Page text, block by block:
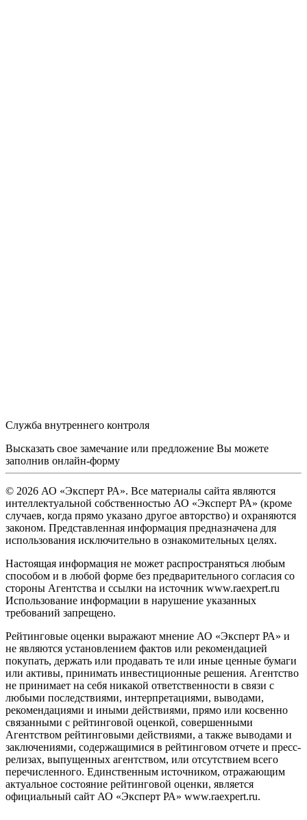
Служба внутреннего контроля
Высказать свое замечание или предложение Вы можете
заполнив онлайн-форму
© 2026 АО «Эксперт РА». Все материалы сайта являются
интеллектуальной собственностью АО «Эксперт РА» (кроме
случаев, когда прямо указано другое авторство) и охраняются
законом. Представленная информация предназначена для
использования исключительно в ознакомительных целях.
Настоящая информация не может распространяться любым
способом и в любой форме без предварительного согласия со
стороны Агентства и ссылки на источник www.raexpert.ru
Использование информации в нарушение указанных
требований запрещено.
Рейтинговые оценки выражают мнение АО «Эксперт РА» и
не являются установлением фактов или рекомендацией
покупать, держать или продавать те или иные ценные бумаги
или активы, принимать инвестиционные решения. Агентство
не принимает на себя никакой ответственности в связи с
любыми последствиями, интерпретациями, выводами,
рекомендациями и иными действиями, прямо или косвенно
связанными с рейтинговой оценкой, совершенными
Агентством рейтинговыми действиями, а также выводами и
заключениями, содержащимися в рейтинговом отчете и пресс-
релизах, выпущенных агентством, или отсутствием всего
перечисленного. Единственным источником, отражающим
актуальное состояние рейтинговой оценки, является
официальный сайт АО «Эксперт РА» www.raexpert.ru.